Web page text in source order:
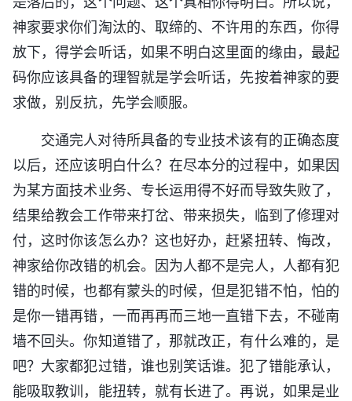
神家要求你们淘汰的、取缔的、不许用的东西，你得
放下，得学会听话，如果不明白这里面的缘由，最起
码你应该具备的理智就是学会听话，先按着神家的要
求做，别反抗，先学会顺服。
交通完人对待所具备的专业技术该有的正确态度
以后，还应该明白什么？在尽本分的过程中，如果因
为某方面技术业务、专长运用得不好而导致失败了，
结果给教会工作带来打岔、带来损失，临到了修理对
付，这时你该怎么办？这也好办，赶紧扭转、悔改，
神家给你改错的机会。因为人都不是完人，人都有犯
错的时候，也都有蒙头的时候，但是犯错不怕，怕的
是你一错再错，一而再再而三地一直错下去，不碰南
墙不回头。你知道错了，那就改正，有什么难的，是
吧？大家都犯过错，谁也别笑话谁。犯了错能承认，
能吸取教训，能扭转，就有长进了。再说，如果是业